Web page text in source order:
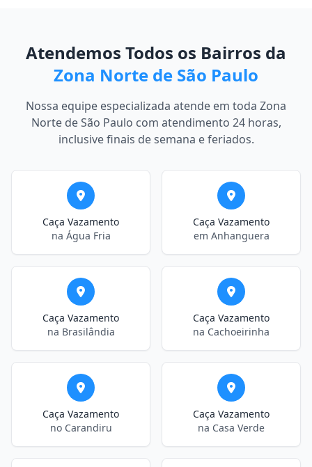
Atendemos Todos os Bairros da
Zona Norte de São Paulo
Nossa equipe especializada atende em toda Zona
Norte de São Paulo com atendimento 24 horas,
inclusive finais de semana e feriados.
Caça Vazamento
na Água Fria
Caça Vazamento
em Anhanguera
Caça Vazamento
na Brasilândia
Caça Vazamento
na Cachoeirinha
Caça Vazamento
no Carandiru
Caça Vazamento
na Casa Verde